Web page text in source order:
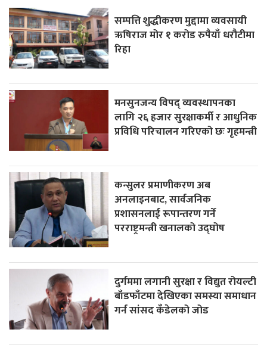
सम्पत्ति शुद्धीकरण मुद्दामा व्यवसायी
ऋषिराज मोर १ करोड रुपैयाँ धरौटीमा
रिहा
मनसुनजन्य विपद् व्यवस्थापनका
लागि २६ हजार सुरक्षाकर्मी र आधुनिक
प्रविधि परिचालन गरिएको छः गृहमन्त्री
कन्सुलर प्रमाणीकरण अब
अनलाइनबाट, सार्वजनिक
प्रशासनलाई रूपान्तरण गर्ने
परराष्ट्रमन्त्री खनालको उद्घोष
दुर्गममा लगानी सुरक्षा र विद्युत रोयल्टी
बाँडफाँटमा देखिएका समस्या समाधान
गर्न सांसद कँडेलको जोड